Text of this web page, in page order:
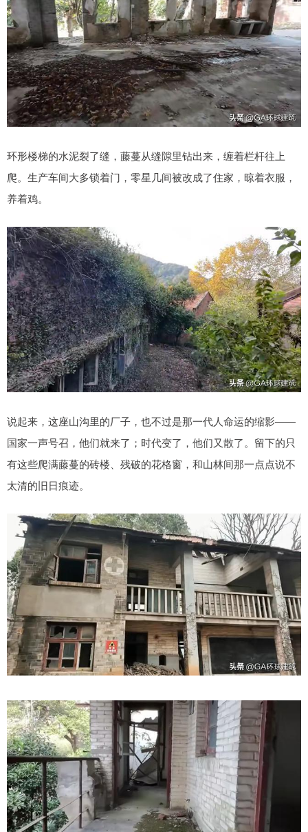
环形楼梯的水泥裂了缝，藤蔓从缝隙里钻出来，缠着栏杆往上
爬。生产车间大多锁着门，零星几间被改成了住家，晾着衣服，
养着鸡。
说起来，这座山沟里的厂子，也不过是那一代人命运的缩影——
国家一声号召，他们就来了；时代变了，他们又散了。留下的只
有这些爬满藤蔓的砖楼、残破的花格窗，和山林间那一点点说不
太清的旧日痕迹。